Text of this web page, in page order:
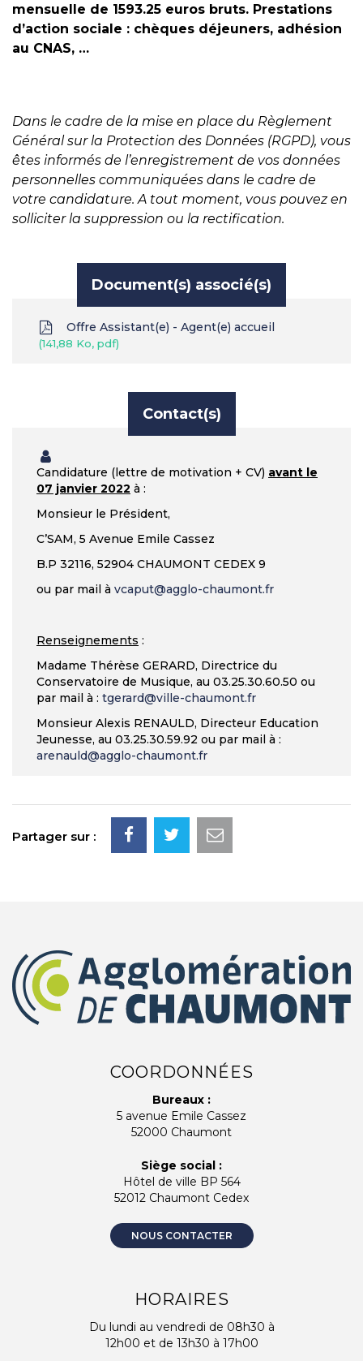
mensuelle de 1593.25 euros bruts. Prestations
d’action sociale : chèques déjeuners, adhésion
au CNAS, …
Dans le cadre de la mise en place du Règlement
Général sur la Protection des Données (RGPD), vous
êtes informés de l’enregistrement de vos données
personnelles communiquées dans le cadre de
votre candidature. A tout moment, vous pouvez en
solliciter la suppression ou la rectification.
Document(s) associé(s)
Offre Assistant(e) - Agent(e) accueil
141,88 Ko, pdf
Contact(s)
Candidature (lettre de motivation + CV) avant le
07 janvier 2022 à :
Monsieur le Président,
C’SAM, 5 Avenue Emile Cassez
B.P 32116, 52904 CHAUMONT CEDEX 9
ou par mail à vcaput@agglo-chaumont.fr
Renseignements :
Madame Thérèse GERARD, Directrice du
Conservatoire de Musique, au 03.25.30.60.50 ou
par mail à : tgerard@ville-chaumont.fr
Monsieur Alexis RENAULD, Directeur Education
Jeunesse, au 03.25.30.59.92 ou par mail à :
arenauld@agglo-chaumont.fr
Partager sur :
COORDONNÉES
Bureaux :
5 avenue Emile Cassez
52000 Chaumont
Siège social :
Hôtel de ville BP 564
52012 Chaumont Cedex
NOUS CONTACTER
HORAIRES
Du lundi au vendredi de 08h30 à
12h00 et de 13h30 à 17h00